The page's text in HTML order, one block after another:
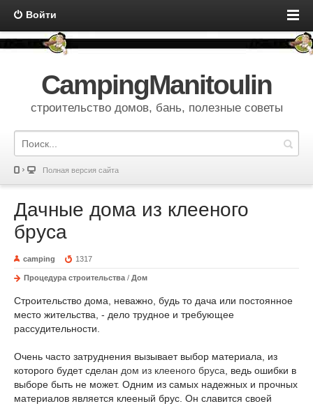
Войти
CampingManitoulin
строительство домов, бань, полезные советы
Полная версия сайта
Дачные дома из клееного
бруса
camping 1317
Процедура строительства / Дом
Строительство дома, неважно, будь то дача или постоянное
место жительства, - дело трудное и требующее
рассудительности.
Очень часто затруднения вызывает выбор материала, из
которого будет сделан дом из клееного бруса , ведь ошибки в
выборе быть не может. Одним из самых надежных и прочных
материалов является клееный брус. Он славится своей